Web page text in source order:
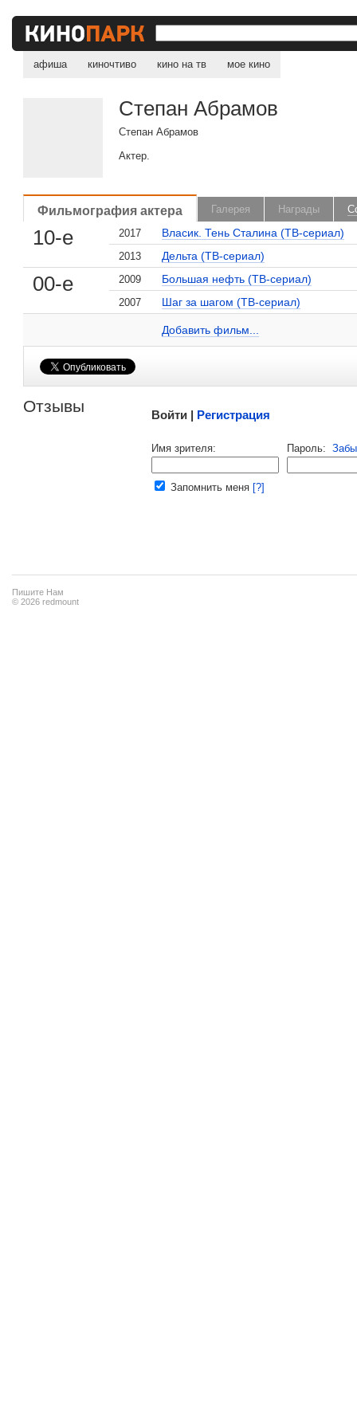
афиша киночтиво кино на тв мое кино
Степан Абрамов
Степан Абрамов
Актер.
Фильмография актера Галерея Награды
10-е 2017 Власик. Тень Сталина (ТВ-сериал)
2013 Дельта (ТВ-сериал)
00-е 2009 Большая нефть (ТВ-сериал)
2007 Шаг за шагом (ТВ-сериал)
Добавить фильм...
Степан Абрамов на сайте Кино-Театр.ru
Отзывы
, поделитесь своим мнением
Войти | Регистрация
Имя зрителя: Пароль:
Запомнить меня [?]
Пишите Нам
© 2026 redmount